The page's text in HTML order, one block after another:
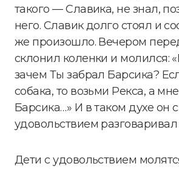
такого — Славика, не знал,
него. Славик долго стоял и
же произошло. Вечером
склонил коленки и молился:
зачем Ты забрал Барсика?
собака, то возьми Рекса, а
Барсика…» И в таком духе он с
удовольствием
Дети с удовольствием